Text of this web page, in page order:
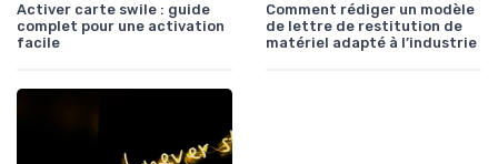
Activer carte swile : guide
complet pour une activation
facile
Comment rédiger un modèle
de lettre de restitution de
matériel adapté à l’industrie